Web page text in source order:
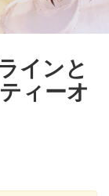
インと
ィーオ